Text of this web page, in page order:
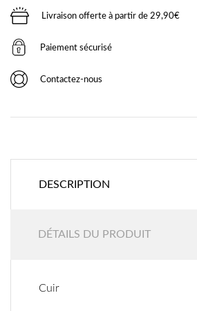
Livraison offerte à partir de 29,90€
Paiement sécurisé
Contactez-nous
DESCRIPTION
DÉTAILS DU PRODUIT
Cuir